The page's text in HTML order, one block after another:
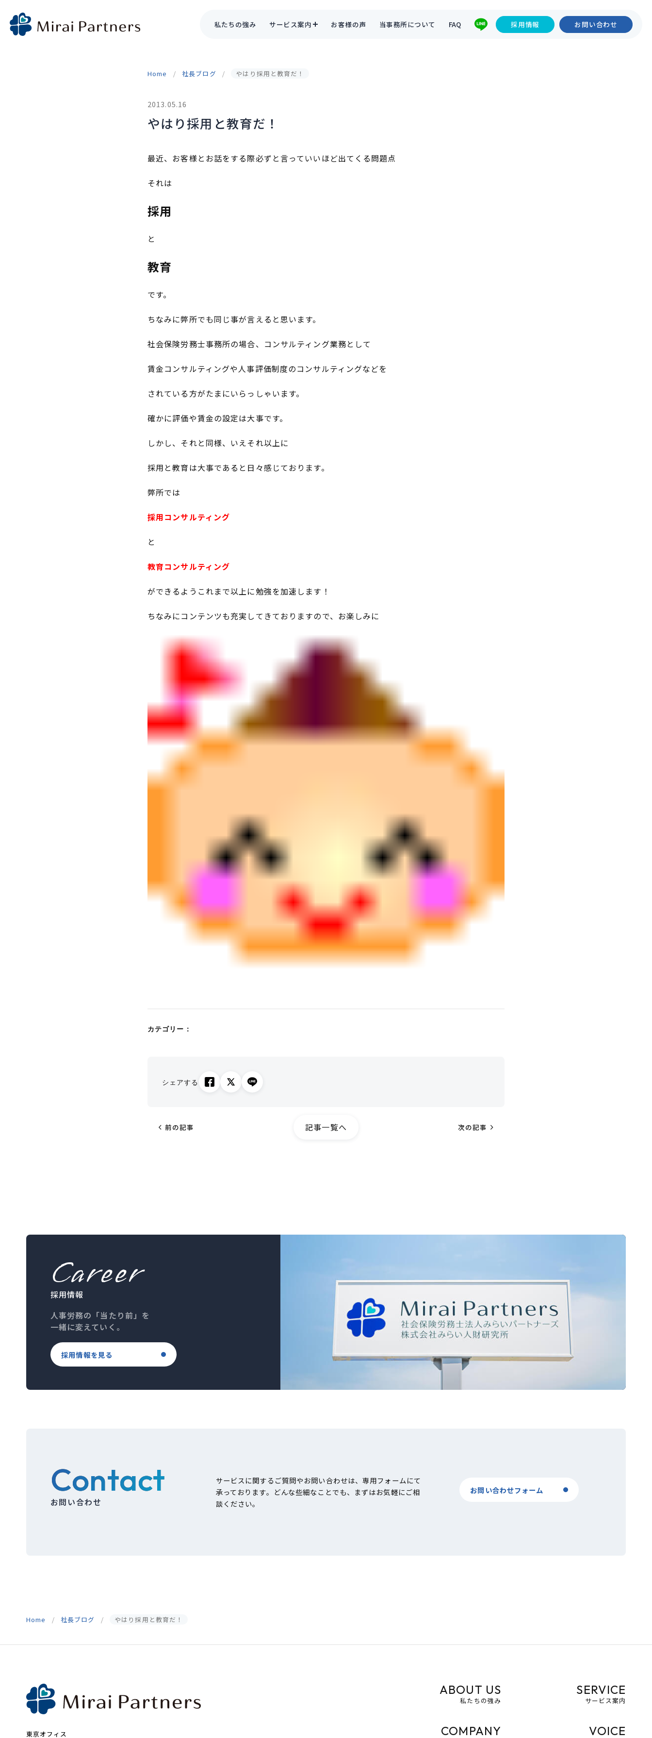
私たちの強み サービス案内 お客様の声 当事務所について FAQ 採用情報 お問い合わせ
Home 社長ブログ やはり採用と教育だ！
2013.05.16
やはり採用と教育だ！
最近、お客様とお話をする際必ずと言っていいほど出てくる問題点
それは
採用
と
教育
です。
ちなみに弊所でも同じ事が言えると思います。
社会保険労務士事務所の場合、コンサルティング業務として
賃金コンサルティングや人事評価制度のコンサルティングなどを
されている方がたまにいらっしゃいます。
確かに評価や賃金の設定は大事です。
しかし、それと同様、いえそれ以上に
採用と教育は大事であると日々感じております。
弊所では
採用コンサルティング
と
教育コンサルティング
ができるようこれまで以上に勉強を加速します！
ちなみにコンテンツも充実してきておりますので、お楽しみに
カテゴリー：
シェアする
chevron_left 前の記事 記事一覧へ 次の記事 navigate_next
Career
採用情報
人事労務の「当たり前」を
一緒に変えていく。
採用情報を見る
Contact
お問い合わせ
サービスに関するご質問やお問い合わせは、専用フォームにて
承っております。どんな些細なことでも、まずはお気軽にご相
談ください。
お問い合わせフォーム
Home 社長ブログ やはり採用と教育だ！
東京オフィス
ABOUT US
私たちの強み
SERVICE
サービス案内
COMPANY VOICE